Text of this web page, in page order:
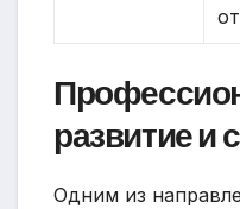
развитие и
Одним из